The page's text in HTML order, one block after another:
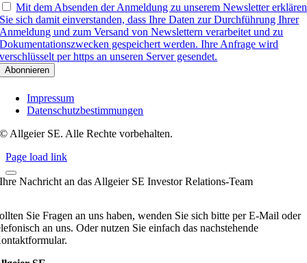
Mit dem Absenden der Anmeldung zu unserem Newsletter erklären
Sie sich damit einverstanden, dass Ihre Daten zur Durchführung Ihrer
Anmeldung und zum Versand von Newslettern verarbeitet und zu
Dokumentationszwecken gespeichert werden. Ihre Anfrage wird
verschlüsselt per https an unseren Server gesendet.
Impressum
Datenschutzbestimmungen
© Allgeier SE. Alle Rechte vorbehalten.
Page load link
Ihre Nachricht an das Allgeier SE Investor Relations-Team
Sie Fragen an uns haben, wenden Sie sich bitte per E-Mail oder
an uns. Oder nutzen Sie einfach das nachstehende